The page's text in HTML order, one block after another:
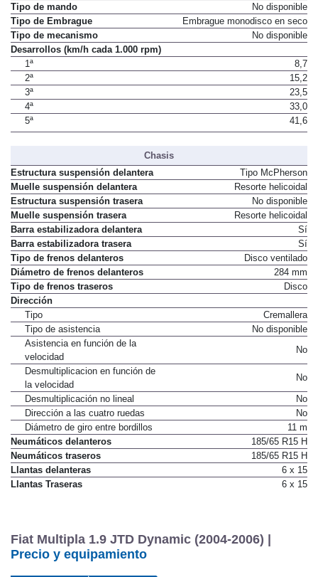
Tipo de mando
No disponible
Tipo de Embrague
Embrague monodisco en seco
Tipo de mecanismo
No disponible
Desarrollos (km/h cada 1.000 rpm)
1ª
8,7
2ª
15,2
3ª
23,5
4ª
33,0
5ª
41,6
Chasis
Estructura suspensión delantera
Tipo McPherson
Muelle suspensión delantera
Resorte helicoidal
Estructura suspensión trasera
No disponible
Muelle suspensión trasera
Resorte helicoidal
Barra estabilizadora delantera
Sí
Barra estabilizadora trasera
Sí
Tipo de frenos delanteros
Disco ventilado
Diámetro de frenos delanteros
284 mm
Tipo de frenos traseros
Disco
Dirección
Tipo
Cremallera
Tipo de asistencia
No disponible
Asistencia en función de la
velocidad
No
Desmultiplicacion en función de
la velocidad
No
Desmultiplicación no lineal
No
Dirección a las cuatro ruedas
No
Diámetro de giro entre bordillos
11 m
Neumáticos delanteros
185/65 R15 H
Neumáticos traseros
185/65 R15 H
Llantas delanteras
6 x 15
Llantas Traseras
6 x 15
Fiat Multipla 1.9 JTD Dynamic (2004-2006) |
Precio y equipamiento